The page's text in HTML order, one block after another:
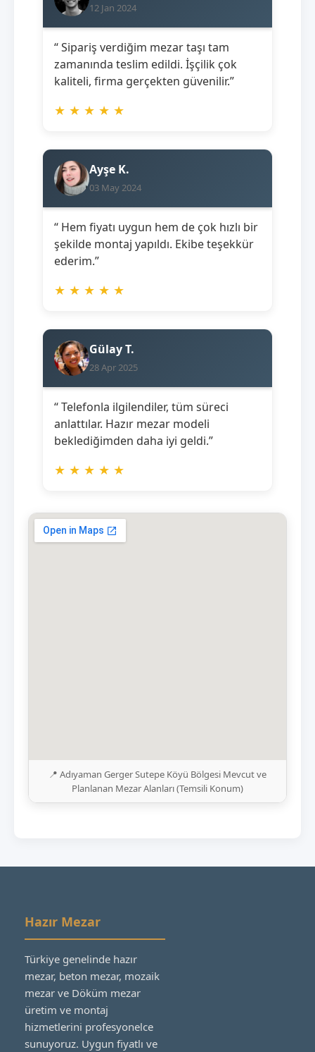
12 Jan 2024
“ Sipariş verdiğim mezar taşı tam
zamanında teslim edildi. İşçilik çok
kaliteli, firma gerçekten güvenilir.”
★ ★ ★ ★ ★
Ayşe K.
03 May 2024
“ Hem fiyatı uygun hem de çok hızlı bir
şekilde montaj yapıldı. Ekibe teşekkür
ederim.”
★ ★ ★ ★ ★
Gülay T.
28 Apr 2025
“ Telefonla ilgilendiler, tüm süreci
anlattılar. Hazır mezar modeli
beklediğimden daha iyi geldi.”
★ ★ ★ ★ ★
📍 Adıyaman Gerger Sutepe Köyü Bölgesi Mevcut ve
Planlanan Mezar Alanları (Temsili Konum)
Hazır Mezar
Türkiye genelinde hazır
mezar, beton mezar, mozaik
mezar ve Döküm mezar
üretim ve montaj
hizmetlerini profesyonelce
sunuyoruz. Uygun fiyatlı ve